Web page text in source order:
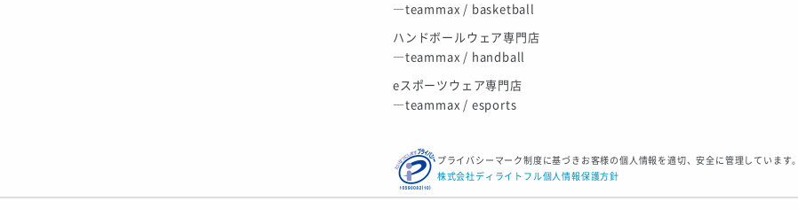
―teammax / basketball
ハンドボールウェア専門店
―teammax / handball
eスポーツウェア専門店
―teammax / esports
プライバシーマーク制度に基づきお客様の個人情報を適切、安全に管理しています。
株式会社ディライトフル個人情報保護方針